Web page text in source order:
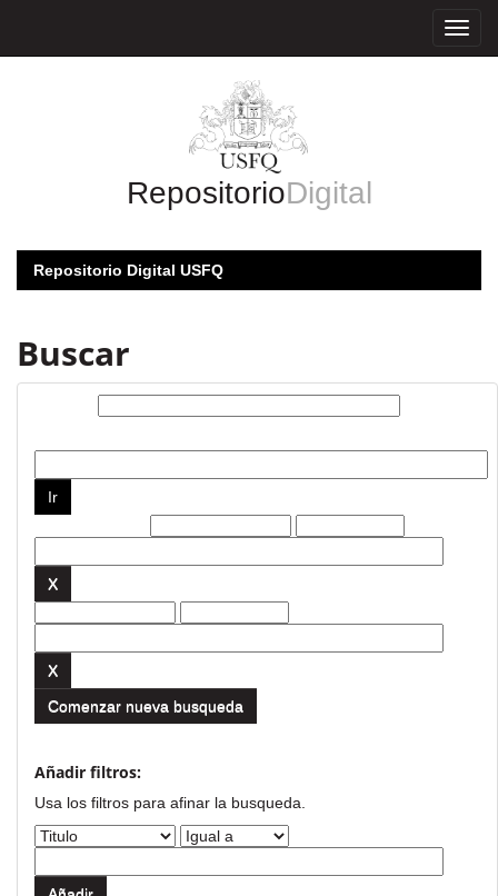
RepositorioDigital
Repositorio Digital USFQ
Buscar
Comenzar nueva busqueda
Añadir filtros:
Usa los filtros para afinar la busqueda.